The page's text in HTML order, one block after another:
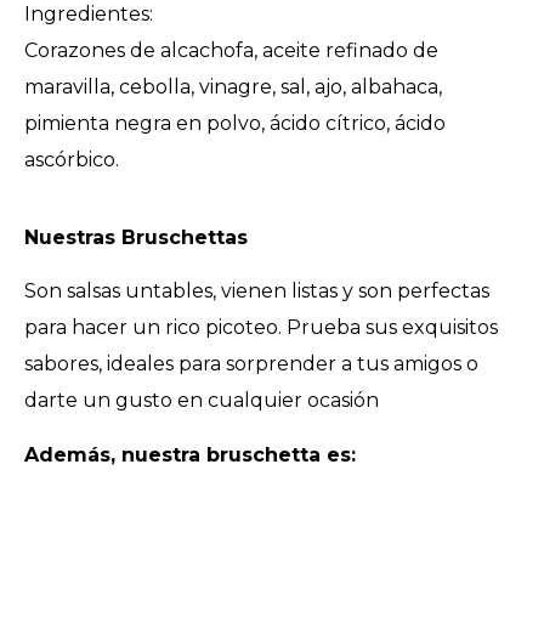
Ingredientes:
Corazones de alcachofa, aceite refinado de
maravilla, cebolla, vinagre, sal, ajo, albahaca,
pimienta negra en polvo, ácido cítrico, ácido
ascórbico.
Nuestras Bruschettas
Son salsas untables, vienen listas y son perfectas
para hacer un rico picoteo. Prueba sus exquisitos
sabores, ideales para sorprender a tus amigos o
darte un gusto en cualquier ocasión
Además, nuestra bruschetta es: